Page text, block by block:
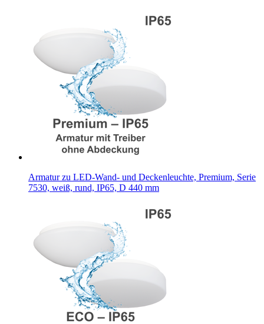
Armatur zu LED-Wand- und Deckenleuchte, Premium, Serie
7530, weiß, rund, IP65, D 440 mm